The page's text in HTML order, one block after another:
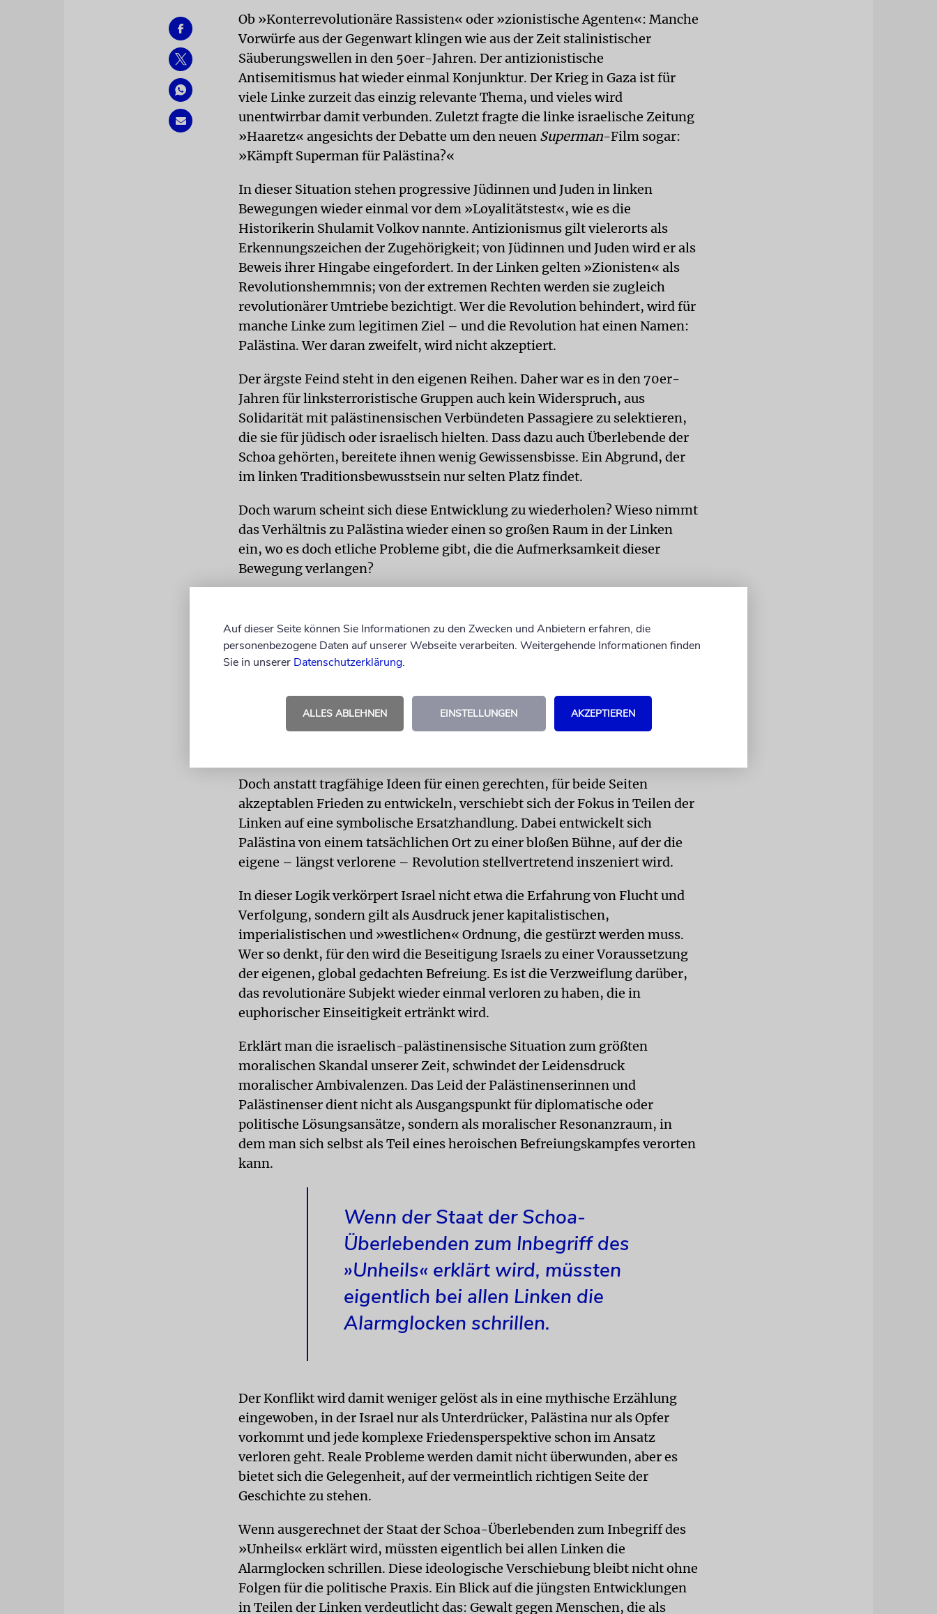
Ob »Konterrevolutionäre Rassisten« oder »zionistische Agenten«: Manche
Vorwürfe aus der Gegenwart klingen wie aus der Zeit stalinistischer
Säuberungswellen in den 50er-Jahren. Der antizionistische
Antisemitismus hat wieder einmal Konjunktur. Der Krieg in Gaza ist für
viele Linke zurzeit das einzig relevante Thema, und vieles wird
unentwirrbar damit verbunden. Zuletzt fragte die linke israelische Zeitung
»Haaretz« angesichts der Debatte um den neuen Superman-Film sogar:
»Kämpft Superman für Palästina?«
In dieser Situation stehen progressive Jüdinnen und Juden in linken
Bewegungen wieder einmal vor dem »Loyalitätstest«, wie es die
Historikerin Shulamit Volkov nannte. Antizionismus gilt vielerorts als
Erkennungszeichen der Zugehörigkeit; von Jüdinnen und Juden wird er als
Beweis ihrer Hingabe eingefordert. In der Linken gelten »Zionisten« als
Revolutionshemmnis; von der extremen Rechten werden sie zugleich
revolutionärer Umtriebe bezichtigt. Wer die Revolution behindert, wird für
manche Linke zum legitimen Ziel – und die Revolution hat einen Namen:
Palästina. Wer daran zweifelt, wird nicht akzeptiert.
Der ärgste Feind steht in den eigenen Reihen. Daher war es in den 70er-
Jahren für linksterroristische Gruppen auch kein Widerspruch, aus
Solidarität mit palästinensischen Verbündeten Passagiere zu selektieren,
die sie für jüdisch oder israelisch hielten. Dass dazu auch Überlebende der
Schoa gehörten, bereitete ihnen wenig Gewissensbisse. Ein Abgrund, der
im linken Traditionsbewusstsein nur selten Platz findet.
Doch warum scheint sich diese Entwicklung zu wiederholen? Wieso nimmt
das Verhältnis zu Palästina wieder einen so großen Raum in der Linken
ein, wo es doch etliche Probleme gibt, die die Aufmerksamkeit dieser
Bewegung verlangen?
Das Leid der palästinensischen Zivilbevölkerung ist real, und viele Israelis,
einschließlich ranghoher Militärs, lehnen das Vorgehen ihrer eigenen
Regierung in Gaza ab. In dieser Situation wäre es die Aufgabe der Linken,
Ambivalenzen auszuhalten, sich mit den progressiven Kräften gemein zu
machen – sowohl unter Palästinensern als auch Israelis. Aus der Logik des
»Entweder-oder« auszusteigen und in die des »Sowohl-als-auch«
Doch anstatt tragfähige Ideen für einen gerechten, für beide Seiten
akzeptablen Frieden zu entwickeln, verschiebt sich der Fokus in Teilen der
Linken auf eine symbolische Ersatzhandlung. Dabei entwickelt sich
Palästina von einem tatsächlichen Ort zu einer bloßen Bühne, auf der die
eigene – längst verlorene – Revolution stellvertretend inszeniert wird.
In dieser Logik verkörpert Israel nicht etwa die Erfahrung von Flucht und
Verfolgung, sondern gilt als Ausdruck jener kapitalistischen,
imperialistischen und »westlichen« Ordnung, die gestürzt werden muss.
Wer so denkt, für den wird die Beseitigung Israels zu einer Voraussetzung
der eigenen, global gedachten Befreiung. Es ist die Verzweiflung darüber,
das revolutionäre Subjekt wieder einmal verloren zu haben, die in
euphorischer Einseitigkeit ertränkt wird.
Erklärt man die israelisch-palästinensische Situation zum größten
moralischen Skandal unserer Zeit, schwindet der Leidensdruck
moralischer Ambivalenzen. Das Leid der Palästinenserinnen und
Palästinenser dient nicht als Ausgangspunkt für diplomatische oder
politische Lösungsansätze, sondern als moralischer Resonanzraum, in
dem man sich selbst als Teil eines heroischen Befreiungskampfes verorten
kann.
Wenn der Staat der Schoa-
Überlebenden zum Inbegriff des
»Unheils« erklärt wird, müssten
eigentlich bei allen Linken die
Alarmglocken schrillen.
Der Konflikt wird damit weniger gelöst als in eine mythische Erzählung
eingewoben, in der Israel nur als Unterdrücker, Palästina nur als Opfer
vorkommt und jede komplexe Friedensperspektive schon im Ansatz
verloren geht. Reale Probleme werden damit nicht überwunden, aber es
bietet sich die Gelegenheit, auf der vermeintlich richtigen Seite der
Geschichte zu stehen.
Wenn ausgerechnet der Staat der Schoa-Überlebenden zum Inbegriff des
»Unheils« erklärt wird, müssten eigentlich bei allen Linken die
Alarmglocken schrillen. Diese ideologische Verschiebung bleibt nicht ohne
Folgen für die politische Praxis. Ein Blick auf die jüngsten Entwicklungen
in Teilen der Linken verdeutlicht das: Gewalt gegen Menschen, die als
Auf dieser Seite können Sie Informationen zu den Zwecken und Anbietern erfahren, die
personenbezogene Daten auf unserer Webseite verarbeiten. Weitergehende Informationen finden
Sie in unserer Datenschutzerklärung.
ALLES ABLEHNEN EINSTELLUNGEN AKZEPTIEREN